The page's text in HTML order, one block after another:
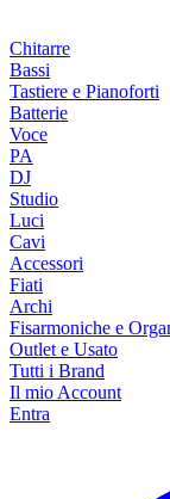
Chitarre
Bassi
Tastiere e Pianoforti
Batterie
Voce
PA
DJ
Studio
Luci
Cavi
Accessori
Fiati
Archi
Fisarmoniche e
Outlet e Usato
Tutti i Brand
Il mio Account
Entra